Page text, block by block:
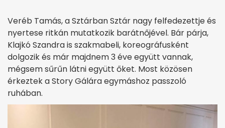
Veréb Tamás, a Sztárban Sztár nagy felfedezettje és
nyertese ritkán mutatkozik barátnőjével. Bár párja,
Klajkó Szandra is szakmabeli, koreográfusként
dolgozik és már majdnem 3 éve együtt vannak,
mégsem sűrűn látni együtt őket. Most közösen
érkeztek a Story Gálára egymáshoz passzoló
ruhában.